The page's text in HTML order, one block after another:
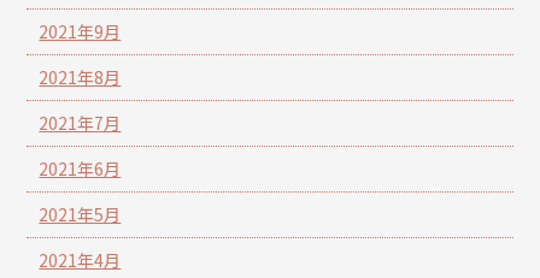
2021年9月
2021年8月
2021年7月
2021年6月
2021年5月
2021年4月